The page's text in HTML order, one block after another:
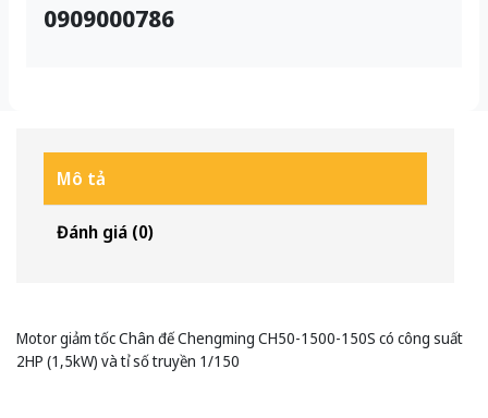
0909000786
Mô tả
Đánh giá (0)
Motor giảm tốc Chân đế Chengming CH50-1500-150S có công suất
2HP (1,5kW) và tỉ số truyền 1/150